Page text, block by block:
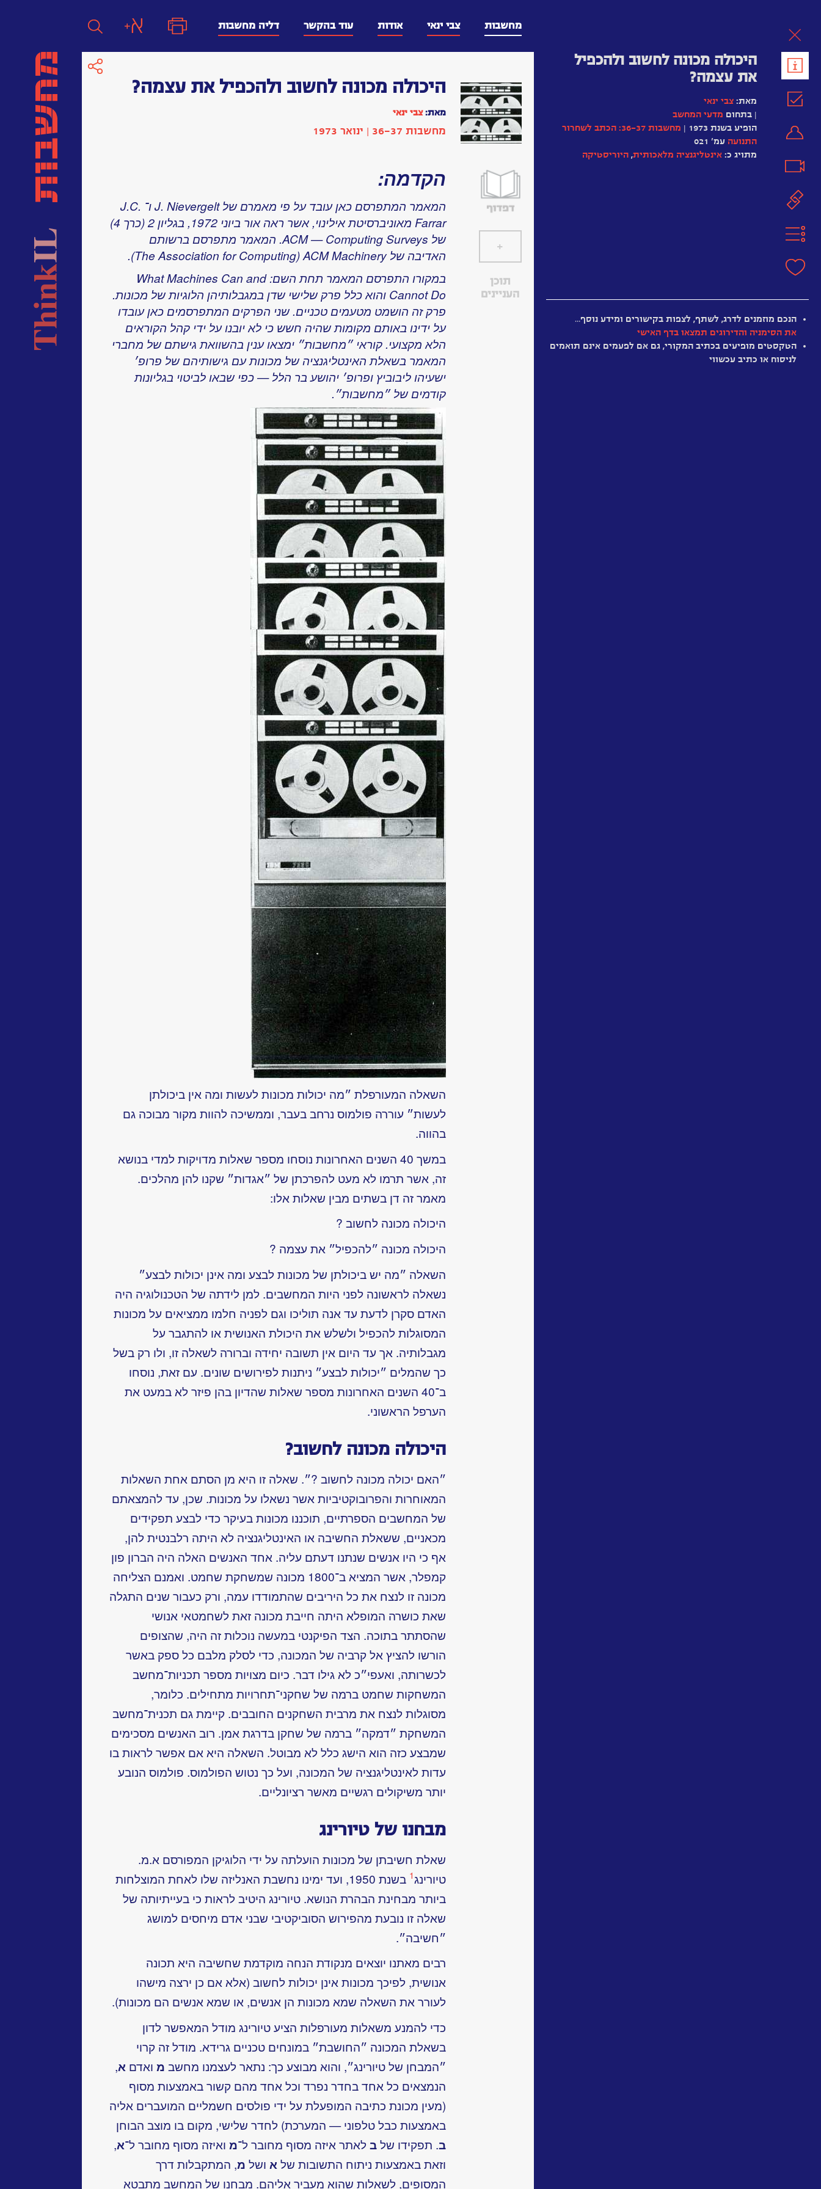
מחשבות צבי ינאי אודות עוד בהקשר דליה מחשבות
היכולה מכונה לחשוב ולהכפיל את עצמה?
מאת:צבי ינאי
מחשבות 36-37 | ינואר 1973
+
תוכן
העניינים
הקדמה:
המאמר המתפרסם כאן עובד על פי מאמרם של J. Nievergelt ו־ J.C.
Farrar מאוניברסיטת אילינוי, אשר ראה אור ביוני 1972, בגליון 2 (כרך 4)
של ACM — Computing Surveys. המאמר מתפרסם ברשותם
האדיבה של The Association for Computing) ACM Machinery).
במקורו התפרסם המאמר תחת השם: What Machines Can and
Cannot Do והוא כלל פרק שלישי שדן במגבלותיהן הלוגיות של מכונות.
פרק זה הושמט מטעמים טכניים. שני הפרקים המתפרסמים כאן עובדו
על ידינו באותם מקומות שהיה חשש כי לא יובנו על ידי קהל הקוראים
הלא מקצועי. קוראי ״מחשבות״ ימצאו ענין בהשוואת גישתם של מחברי
המאמר בשאלת האינטליגנציה של מכונות עם גישותיהם של פרופ׳
ישעיהו ליבוביץ ופרופ׳ יהושע בר הלל — כפי שבאו לביטוי בגליונות
קודמים של ״מחשבות״.
השאלה המעורפלת ״מה יכולות מכונות לעשות ומה אין ביכולתן
לעשות״ עוררה פולמוס נרחב בעבר, וממשיכה להוות מקור מבוכה גם
בהווה.
במשך 40 השנים האחרונות נוסחו מספר שאלות מדויקות למדי בנושא
זה, אשר תרמו לא מעט להפרכתן של ״אגדות״ שקנו להן מהלכים.
מאמר זה דן בשתים מבין שאלות אלו:
היכולה מכונה לחשוב ?
היכולה מכונה ״להכפיל״ את עצמה ?
השאלה ״מה יש ביכולתן של מכונות לבצע ומה אינן יכולות לבצע״
נשאלה לראשונה לפני היות המחשבים. למן לידתה של הטכנולוגיה היה
האדם סקרן לדעת עד אנה תוליכו וגם לפניה חלמו ממציאים על מכונות
המסוגלות להכפיל ולשלש את היכולת האנושית או להתגבר על
מגבלותיה. אך עד היום אין תשובה יחידה וברורה לשאלה זו, ולו רק בשל
כך שהמלים ״יכולות לבצע״ ניתנות לפירושים שונים. עם זאת, נוסחו
ב־40 השנים האחרונות מספר שאלות שהדיון בהן פיזר לא במעט את
הערפל הראשוני.
היכולה מכונה לחשוב?
״האם יכולה מכונה לחשוב ?״. שאלה זו היא מן הסתם אחת השאלות
המאוחרות והפרובוקטיביות אשר נשאלו על מכונות. שכן, עד להמצאתם
של המחשבים הספרתיים, תוכננו מכונות בעיקר כדי לבצע תפקידים
מכאניים, ששאלת החשיבה או האינטליגנציה לא היתה רלבנטית להן,
אף כי היו אנשים שנתנו דעתם עליה. אחד האנשים האלה היה הברון פון
קמפלר, אשר המציא ב־1800 מכונה שמשחקת שחמט. ואמנם הצליחה
מכונה זו לנצח את כל היריבים שהתמודדו עמה, ורק כעבור שנים התגלה
שאת כושרה המופלא היתה חייבת מכונה זאת לשחמטאי אנושי
שהסתתר בתוכה. הצד הפיקנטי במעשה נוכלות זה היה, שהצופים
הורשו להציץ אל קרביה של המכונה, כדי לסלק מלבם כל ספק באשר
לכשרותה, ואעפי״כ לא גילו דבר. כיום מצויות מספר תכניות־מחשב
המשחקות שחמט ברמה של שחקני־תחרויות מתחילים. כלומר,
מסוגלות לנצח את מרבית השחקנים החובבים. קיימת גם תכנית־מחשב
המשחקת ״דמקה״ ברמה של שחקן בדרגת אמן. רוב האנשים מסכימים
שמבצע כזה הוא הישג כלל לא מבוטל. השאלה היא אם אפשר לראות בו
עדות לאינטליגנציה של המכונה, ועל כך נטוש הפולמוס. פולמוס הנובע
יותר משיקולים רגשיים מאשר רציונליים.
מבחנו של טיורינג
שאלת חשיבתן של מכונות הועלתה על ידי הלוגיקן המפורסם א.מ.
טיורינג1
בשנת 1950, ועד ימינו נחשבת האנליזה שלו לאחת המוצלחות
ביותר מבחינת הבהרת הנושא. טיורינג היטיב לראות כי בעייתיותה של
שאלה זו נובעת מהפירוש הסוביקטיבי שבני אדם מיחסים למושג
״חשיבה״.
רבים מאתנו יוצאים מנקודת הנחה מוקדמת שחשיבה היא תכונה
אנושית, לפיכך מכונות אינן יכולות לחשוב (אלא אם כן ירצה מישהו
לעורר את השאלה שמא מכונות הן אנשים, או שמא אנשים הם מכונות).
כדי להמנע משאלות מעורפלות הציע טיורינג מודל המאפשר לדון
בשאלת המכונה ״החושבת״ במונחים טכניים גרידא. מודל זה קרוי
״המבחן של טיורינג״, והוא מבוצע כך: נתאר לעצמנו מחשב מואדם א,
הנמצאים כל אחד בחדר נפרד וכל אחד מהם קשור באמצעות מסוף
(מעין מכונת כתיבה המופעלת על ידי פולסים חשמליים המועברים אליה
באמצעות כבל טלפוני — המערכת) לחדר שלישי, מקום בו מוצב הבוחן
ב. תפקידו שלבלאתר איזה מסוף מחובר ל־מואיזה מסוף מחובר ל־א,
וזאת באמצעות ניתוח התשובות שלא ושל מ, המתקבלות דרך
המסופים, לשאלות שהוא מעביר אליהם. מבחנו של המחשב מתבטא
היכולה מכונה לחשוב ולהכפיל
את עצמה?
מאת: צבי ינאי
| בתחום מדעי המחשב
הופיע בשנת 1973 |
מחשבות 36-37: הכתב לשחרור
התנועה עמ' 021
מתויג כ: אינטליגנציה מלאכותית, היוריסטיקה
את
עצמה
תשנה
את
היש
משמעות
להסטוריה?
חלש מיושן מענין מרתק מומלץ
היסטרי
הנכם מוזמנים לדרג, לשתף, לצפות בקישורים ומידע נוסף…
את הסימניה והדירוגים תמצאו בדף האישי
הטקסטים מופיעים בכתיב המקורי, גם אם לפעמים אינם תואמים
לניסוח או כתיב עכשווי